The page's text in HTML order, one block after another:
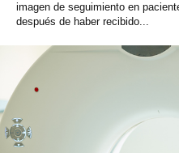
imagen de seguimiento en
después de haber recibido...